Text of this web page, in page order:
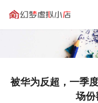
被华为反超，一季
场份